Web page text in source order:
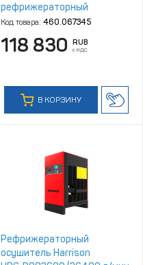
рефрижераторный
Код товара: 460.067345
118 830 RUB
с НДС
В КОРЗИНУ
Рефрижераторный
осушитель Harrison